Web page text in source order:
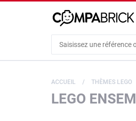
ACCUEIL THÈMES LEGO
LEGO